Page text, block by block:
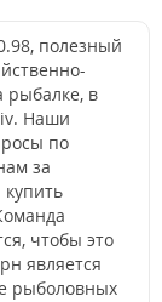
полезный
рыбалке, в
Наши
по
за
чтобы это
является
рыболовных